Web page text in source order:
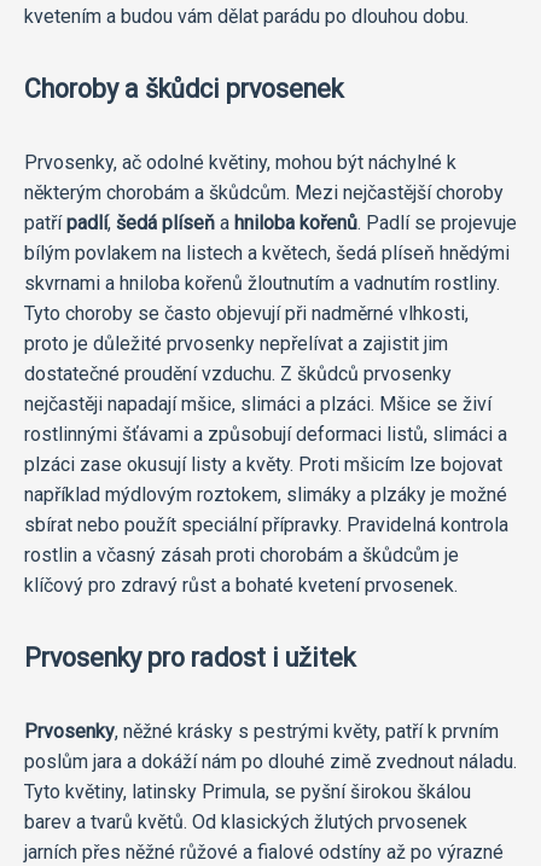
kvetením a budou vám dělat parádu po dlouhou dobu.
Choroby a škůdci prvosenek
Prvosenky, ač odolné květiny, mohou být náchylné k
některým chorobám a škůdcům. Mezi nejčastější choroby
patřípadlí, šedá plíseň a hniloba kořenů. Padlí se projevuje
bílým povlakem na listech a květech, šedá plíseň hnědými
skvrnami a hniloba kořenů žloutnutím a vadnutím rostliny.
Tyto choroby se často objevují při nadměrné vlhkosti,
proto je důležité prvosenky nepřelívat a zajistit jim
dostatečné proudění vzduchu. Z škůdců prvosenky
nejčastěji napadají mšice, slimáci a plzáci. Mšice se živí
rostlinnými šťávami a způsobují deformaci listů, slimáci a
plzáci zase okusují listy a květy. Proti mšicím lze bojovat
například mýdlovým roztokem, slimáky a plzáky je možné
sbírat nebo použít speciální přípravky. Pravidelná kontrola
rostlin a včasný zásah proti chorobám a škůdcům je
klíčový pro zdravý růst a bohaté kvetení prvosenek.
Prvosenky pro radost i užitek
Prvosenky, něžné krásky s pestrými květy, patří k prvním
poslům jara a dokáží nám po dlouhé zimě zvednout náladu.
Tyto květiny, latinsky Primula, se pyšní širokou škálou
barev a tvarů květů. Od klasických žlutých prvosenek
jarních přes něžné růžové a fialové odstíny až po výrazné